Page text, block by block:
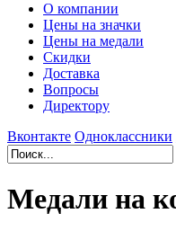
О компании
Цены на значки
Цены на медали
Скидки
Доставка
Вопросы
Директору
Вконтакте Одноклассники
Медали на